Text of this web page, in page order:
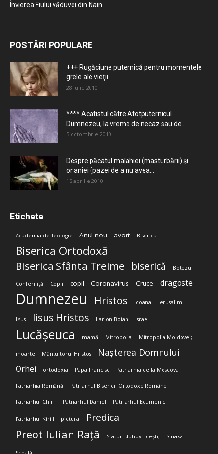
Învierea Fiului văduvei din Nain
POSTĂRI POPULARE
+++ Rugăciune puternică pentru momentele
grele ale vieţii
28 iulie 2010
**** Acatistul către Atotputernicul
Dumnezeu, la vreme de necaz sau de...
5 octombrie 2010
Despre păcatul malahiei (masturbării) şi
onaniei (pazei de a nu avea...
15 aprilie 2010
Etichete
Academia de Teologie Anul nou avort Biserica
Biserica Ortodoxă
Biserica Sfânta Treime biserică Botezul
Conferință Copii copil Coronavirus Cruce dragoste
Dumnezeu Hristos Icoana Ierusalim
Iisus Iisus Hristos Ilarion Boian Israel
Lucășeuca mamă Mitropolia Mitropolia Moldovei;
moarte Mântuitorul Hristos Nașterea Domnului
Orhei ortodoxia Papa Francisc Patriarhia de la Moscova
Patriarhia Română Patriarhul Bisericii Ortodoxe Române
Patriarhul Chiril Patriarhul Daniel Patriarhul Ecumenic
Patriarhul Kirill pictura Predica
Preot Iulian Rață Sfaturi duhovnicești; Sinaxa
Școală